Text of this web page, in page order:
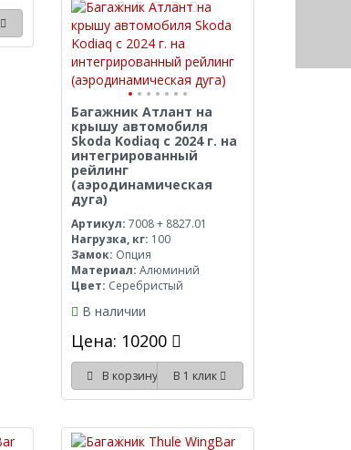
Багажник Атлант на
крышу автомобиля
Skoda Kodiaq с 2024 г. на
интегрированный
рейлинг
(аэродинамическая
дуга)
Артикул: 7008 + 8827.01
Нагрузка, кг: 100
Замок: Опция
Материал: Алюминий
Цвет: Серебристый
В наличии
Цена: 10200
В корзину В 1 клик